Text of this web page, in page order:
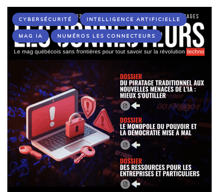
CYBERSÉCURITÉ INTELLIGENCE ARTIFICIELLE
MAG IA NUMÉROS LES CONNECTEURS